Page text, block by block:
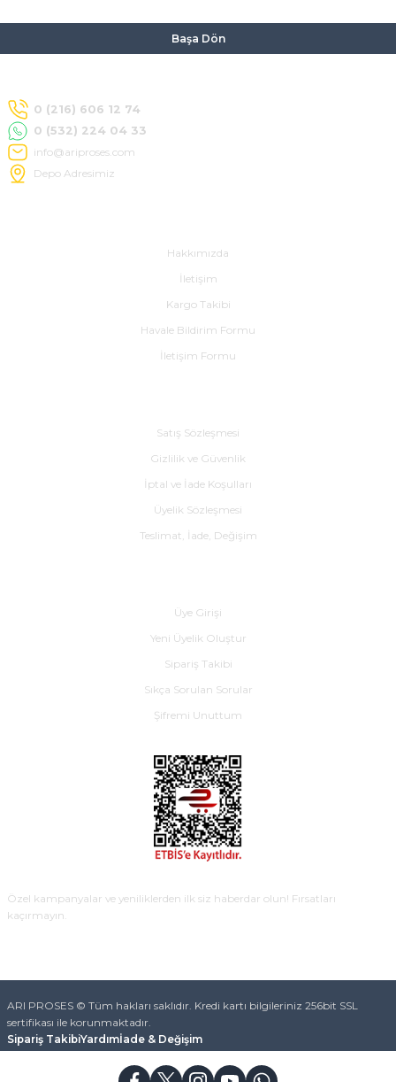
Başa Dön
0 (216) 606 12 74
0 (532) 224 04 33
info@ariproses.com
Depo Adresimiz
Hakkımızda
İletişim
Kargo Takibi
Havale Bildirim Formu
İletişim Formu
Satış Sözleşmesi
Gizlilik ve Güvenlik
İptal ve İade Koşulları
Üyelik Sözleşmesi
Teslimat, İade, Değişim
Üye Girişi
Yeni Üyelik Oluştur
Sipariş Takibi
Sıkça Sorulan Sorular
Şifremi Unuttum
Özel kampanyalar ve yeniliklerden ilk siz haberdar olun! Fırsatları
kaçırmayın.
ARI PROSES © Tüm hakları saklıdır. Kredi kartı bilgileriniz 256bit SSL
sertifikası ile korunmaktadır.
Sipariş TakibiYardımİade & Değişim